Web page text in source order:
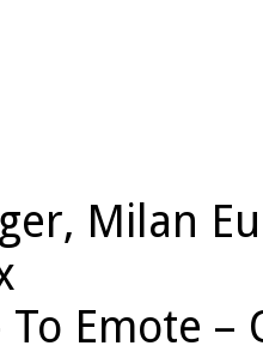
Milan
To Emote –